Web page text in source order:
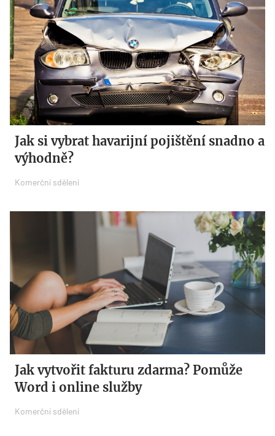
Jak si vybrat havarijní pojištění snadno a
výhodně?
Komerční sdělení
Jak vytvořit fakturu zdarma? Pomůže
Word i online služby
Komerční sdělení